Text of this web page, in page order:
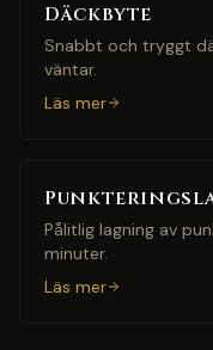
Däckbyte
Snabbt och tryggt
väntar.
Läs mer
Pålitlig lagning av
minuter.
Läs mer